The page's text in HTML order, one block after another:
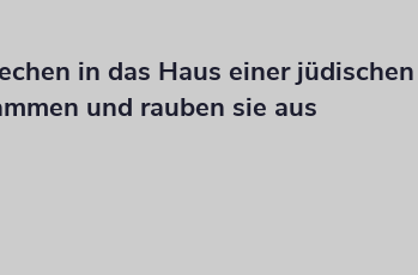
in das Haus einer
und rauben sie aus